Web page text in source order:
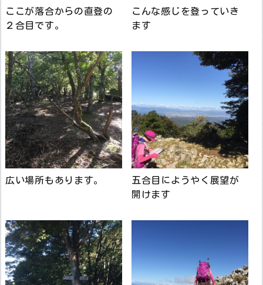
ここが落合からの直登の
２合目です。
こんな感じを登っていき
ます
広い場所もあります。
五合目にようやく展望が
開けます